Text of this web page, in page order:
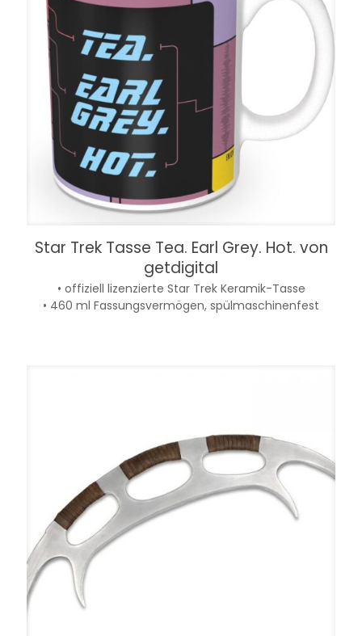
Star Trek Tasse Tea. Earl Grey. Hot. von
getdigital
• offiziell lizenzierte Star Trek Keramik-Tasse
• 460 ml Fassungsvermögen, spülmaschinenfest